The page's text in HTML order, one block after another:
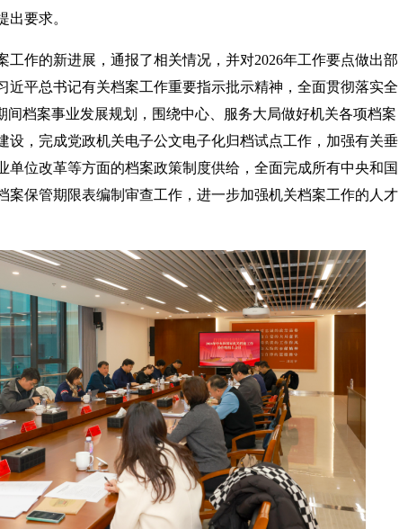
出要求。
工作的新进展，通报了相关情况，并对2026年工作要点做出部
近平总书记有关档案工作重要指示批示精神，全面贯彻落实全
间档案事业发展规划，围绕中心、服务大局做好机关各项档案
设，完成党政机关电子公文电子化归档试点工作，加强有关垂
单位改革等方面的档案政策制度供给，全面完成所有中央和国
案保管期限表编制审查工作， 进一步加强机关档案工作的人才